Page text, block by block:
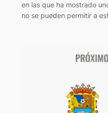
en las que ha mostrado
no se pueden permitir a